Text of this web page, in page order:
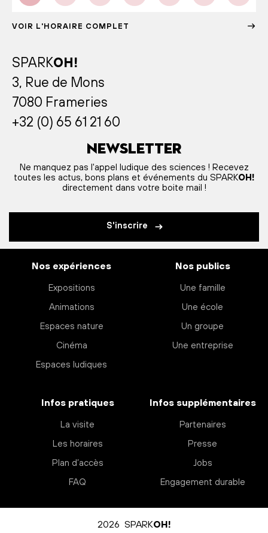
VOIR L'HORAIRE COMPLET
SPARKOH!
3, Rue de Mons
7080 Frameries
+32 (0) 65 61 21 60
Newsletter
Ne manquez pas l'appel ludique des sciences ! Recevez
toutes les actus, bons plans et événements du SPARKOH!
directement dans votre boite mail !
S'inscrire
Nos expériences
Expositions
Animations
Espaces nature
Cinéma
Espaces ludiques
Nos publics
Une famille
Une école
Un groupe
Une entreprise
Infos pratiques
La visite
Les horaires
Plan d’accès
FAQ
Infos supplémentaires
Partenaires
Presse
Jobs
Engagement durable
2026 SPARKOH!